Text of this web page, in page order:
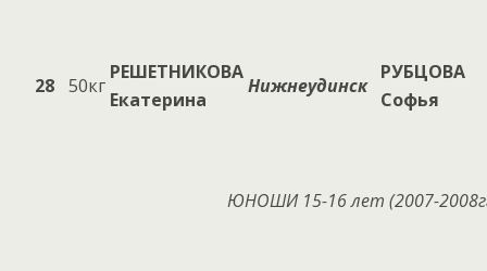
28 50кг
РЕШЕТНИКОВА
Екатерина
Нижнеудинск
РУБЦОВА
Софья
ЮНОШИ 15-16 лет (2007-2008